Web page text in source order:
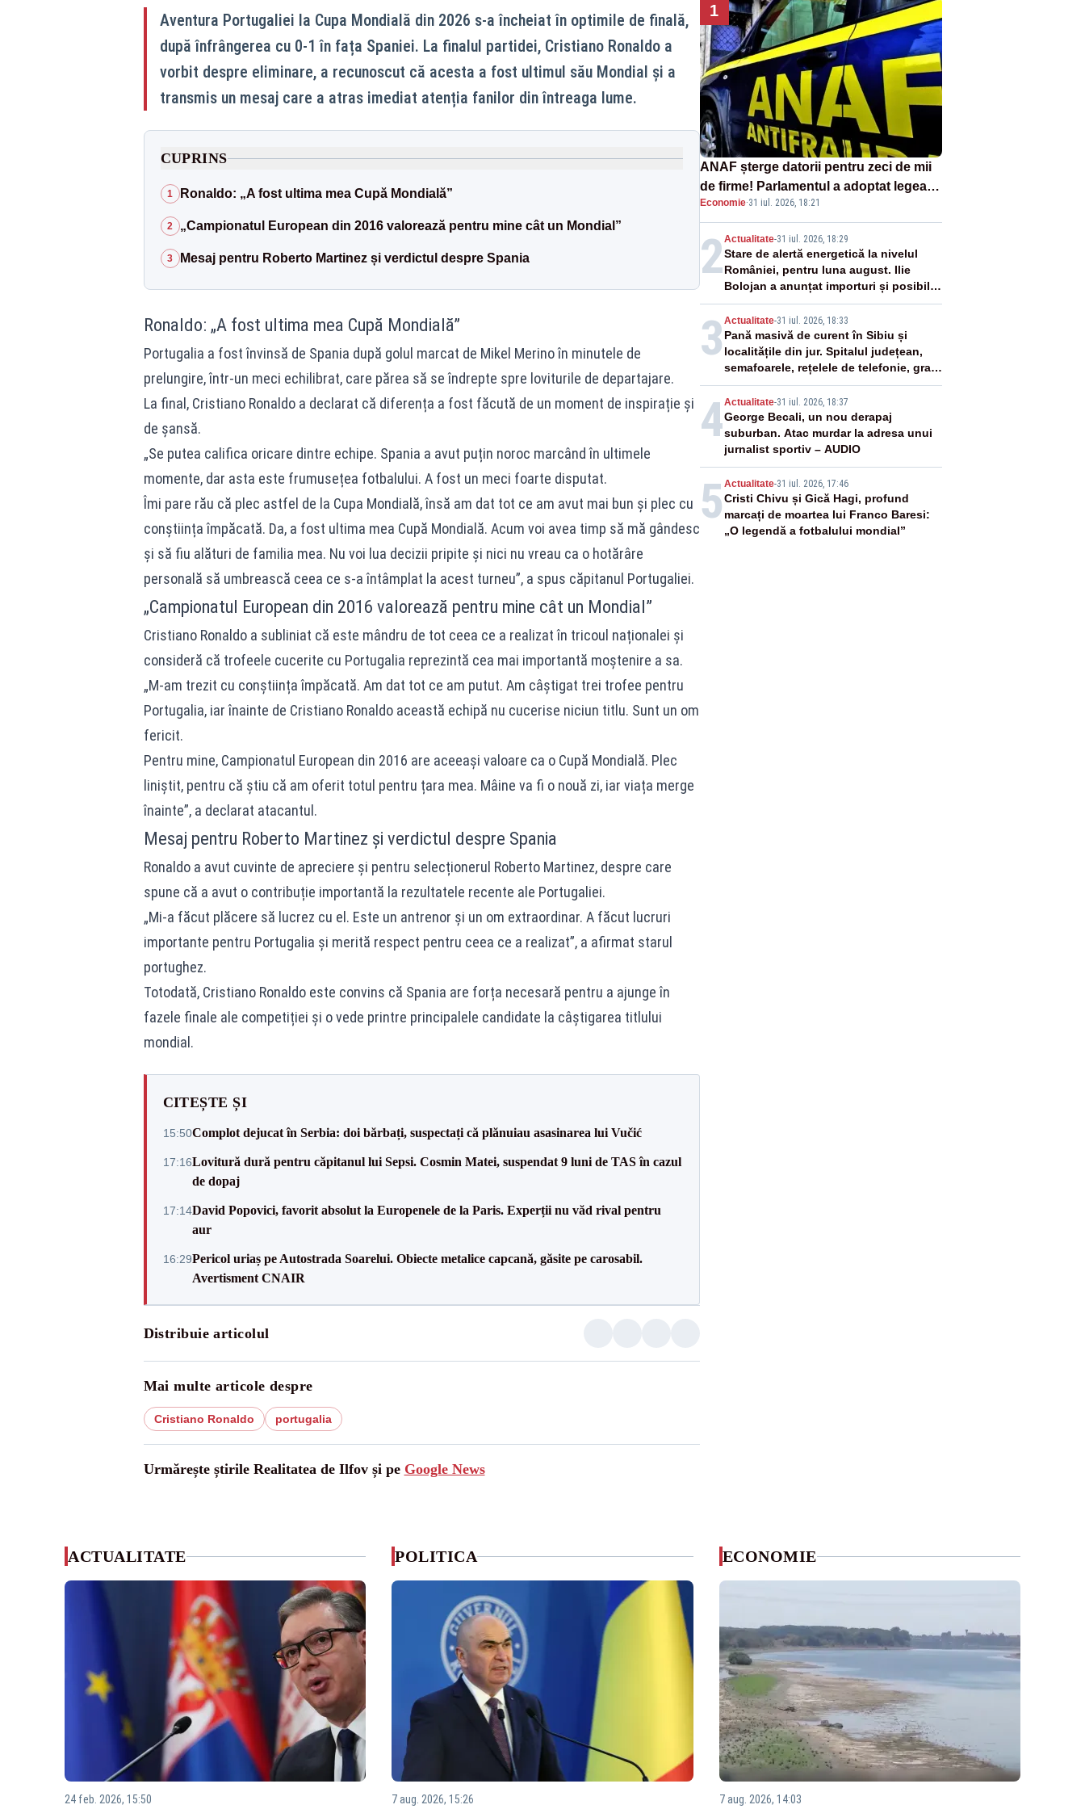
Aventura Portugaliei la Cupa Mondială din 2026 s-a încheiat în optimile de finală,
după înfrângerea cu 0-1 în fața Spaniei. La finalul partidei, Cristiano Ronaldo a
vorbit despre eliminare, a recunoscut că acesta a fost ultimul său Mondial și a
transmis un mesaj care a atras imediat atenția fanilor din întreaga lume.
CUPRINS
1 Ronaldo: „A fost ultima mea Cupă Mondială”
2 „Campionatul European din 2016 valorează pentru mine cât un Mondial”
3 Mesaj pentru Roberto Martinez și verdictul despre Spania
Ronaldo: „A fost ultima mea Cupă Mondială”
Portugalia a fost învinsă de Spania după golul marcat de Mikel Merino în minutele de
prelungire, într-un meci echilibrat, care părea să se îndrepte spre loviturile de departajare.
La final, Cristiano Ronaldo a declarat că diferența a fost făcută de un moment de inspirație și
de șansă.
„Se putea califica oricare dintre echipe. Spania a avut puțin noroc marcând în ultimele
momente, dar asta este frumusețea fotbalului. A fost un meci foarte disputat.
Îmi pare rău că plec astfel de la Cupa Mondială, însă am dat tot ce am avut mai bun și plec cu
conștiința împăcată. Da, a fost ultima mea Cupă Mondială. Acum voi avea timp să mă gândesc
și să fiu alături de familia mea. Nu voi lua decizii pripite și nici nu vreau ca o hotărâre
personală să umbrească ceea ce s-a întâmplat la acest turneu”, a spus căpitanul Portugaliei.
„Campionatul European din 2016 valorează pentru mine cât un Mondial”
Cristiano Ronaldo a subliniat că este mândru de tot ceea ce a realizat în tricoul naționalei și
consideră că trofeele cucerite cu Portugalia reprezintă cea mai importantă moștenire a sa.
„M-am trezit cu conștiința împăcată. Am dat tot ce am putut. Am câștigat trei trofee pentru
Portugalia, iar înainte de Cristiano Ronaldo această echipă nu cucerise niciun titlu. Sunt un om
fericit.
Pentru mine, Campionatul European din 2016 are aceeași valoare ca o Cupă Mondială. Plec
liniștit, pentru că știu că am oferit totul pentru țara mea. Mâine va fi o nouă zi, iar viața merge
înainte”, a declarat atacantul.
Mesaj pentru Roberto Martinez și verdictul despre Spania
Ronaldo a avut cuvinte de apreciere și pentru selecționerul Roberto Martinez, despre care
spune că a avut o contribuție importantă la rezultatele recente ale Portugaliei.
„Mi-a făcut plăcere să lucrez cu el. Este un antrenor și un om extraordinar. A făcut lucruri
importante pentru Portugalia și merită respect pentru ceea ce a realizat”, a afirmat starul
portughez.
Totodată, Cristiano Ronaldo este convins că Spania are forța necesară pentru a ajunge în
fazele finale ale competiției și o vede printre principalele candidate la câștigarea titlului
mondial.
CITEȘTE ȘI
15:50Complot dejucat în Serbia: doi bărbați, suspectați că plănuiau asasinarea lui Vučić
17:16Lovitură dură pentru căpitanul lui Sepsi. Cosmin Matei, suspendat 9 luni de TAS în cazul
de dopaj
17:14David Popovici, favorit absolut la Europenele de la Paris. Experții nu văd rival pentru
aur
16:29Pericol uriaș pe Autostrada Soarelui. Obiecte metalice capcană, găsite pe carosabil.
Avertisment CNAIR
Distribuie articolul
Mai multe articole despre
Cristiano Ronaldo portugalia
Urmărește știrile Realitatea de Ilfov și pe Google News
1
ANAF șterge datorii pentru zeci de mii
de firme! Parlamentul a adoptat legea
privind amnistia fiscală
Economie·31 iul. 2026, 18:21
2Actualitate-31 iul. 2026, 18:29
Stare de alertă energetică la nivelul
României, pentru luna august. Ilie
Bolojan a anunțat importuri și posibile
restricții – VIDEO
3 Actualitate-31 iul. 2026, 18:33
Pană masivă de curent în Sibiu și
localitățile din jur. Spitalul județean,
semafoarele, rețelele de telefonie, grav
afectate
4Actualitate-31 iul. 2026, 18:37
George Becali, un nou derapaj
suburban. Atac murdar la adresa unui
jurnalist sportiv – AUDIO
5 Actualitate-31 iul. 2026, 17:46
Cristi Chivu și Gică Hagi, profund
marcați de moartea lui Franco Baresi:
„O legendă a fotbalului mondial”
ACTUALITATE
24 feb. 2026, 15:50
POLITICA
7 aug. 2026, 15:26
ECONOMIE
7 aug. 2026, 14:03